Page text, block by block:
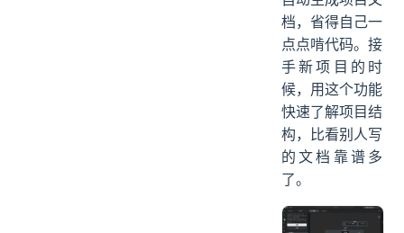
档，省得自己一
点点啃代码。接
手新项目的时
候，用这个功能
快速了解项目结
构，比看别人写
的文档靠谱多
了。